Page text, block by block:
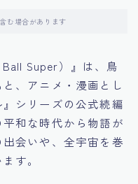
む場合があります
Super）』は、鳥
、アニメ・漫画とし
シリーズの公式続編
和な時代から物語が
会いや、全宇宙を巻
す。